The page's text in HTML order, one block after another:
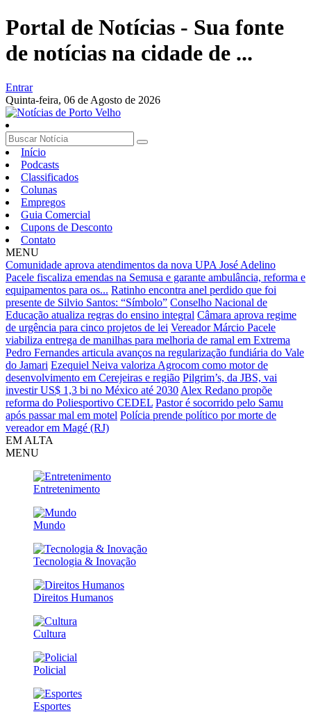
Portal de Notícias - Sua fonte
de notícias na cidade de ...
Entrar
Quinta-feira, 06 de Agosto de 2026
Início
Podcasts
Classificados
Colunas
Empregos
Guia Comercial
Cupons de Desconto
Contato
MENU
Comunidade aprova atendimentos da nova UPA José Adelino
Pacele fiscaliza emendas na Semusa e garante ambulância, reforma e
equipamentos para os... Ratinho encontra anel perdido que foi
presente de Silvio Santos: “Símbolo” Conselho Nacional de
Educação atualiza regras do ensino integral Câmara aprova regime
de urgência para cinco projetos de lei Vereador Márcio Pacele
viabiliza entrega de manilhas para melhoria de ramal em Extrema
Pedro Fernandes articula avanços na regularização fundiária do Vale
do Jamari Ezequiel Neiva valoriza Agrocom como motor de
desenvolvimento em Cerejeiras e região Pilgrim’s, da JBS, vai
investir US$ 1,3 bi no México até 2030 Alex Redano propõe
reforma do Poliesportivo CEDEL Pastor é socorrido pelo Samu
após passar mal em motel Polícia prende político por morte de
vereador em Magé (RJ)
EM ALTA
MENU
Entretenimento
Mundo
Tecnologia & Inovação
Direitos Humanos
Cultura
Policial
Esportes